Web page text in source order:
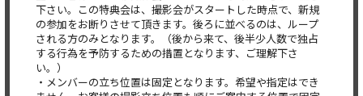
下さい。この特典会は、撮影会がスタートした時点で、新規
の参加をお断りさせて頂きます。後ろに並べるのは、ループ
される方のみとなります。（後から来て、後半少人数で独占
する行為を予防するための措置となります、ご理解下さ
い。）
・メンバーの立ち位置は固定となります。希望や指定はでき